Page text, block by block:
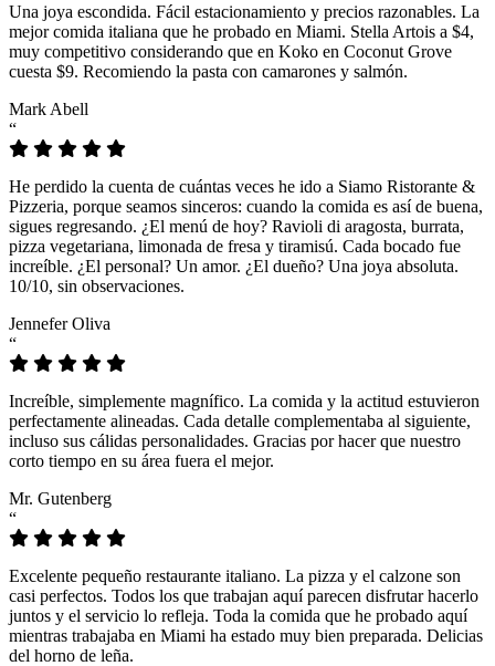
Una joya escondida. Fácil estacionamiento y precios razonables. La
mejor comida italiana que he probado en Miami. Stella Artois a $4,
muy competitivo considerando que en Koko en Coconut Grove
cuesta $9. Recomiendo la pasta con camarones y salmón.
Mark Abell
“
He perdido la cuenta de cuántas veces he ido a Siamo Ristorante &
Pizzeria, porque seamos sinceros: cuando la comida es así de buena,
sigues regresando. ¿El menú de hoy? Ravioli di aragosta, burrata,
pizza vegetariana, limonada de fresa y tiramisú. Cada bocado fue
increíble. ¿El personal? Un amor. ¿El dueño? Una joya absoluta.
10/10, sin observaciones.
Jennefer Oliva
“
Increíble, simplemente magnífico. La comida y la actitud estuvieron
perfectamente alineadas. Cada detalle complementaba al siguiente,
incluso sus cálidas personalidades. Gracias por hacer que nuestro
corto tiempo en su área fuera el mejor.
Mr. Gutenberg
“
Excelente pequeño restaurante italiano. La pizza y el calzone son
casi perfectos. Todos los que trabajan aquí parecen disfrutar hacerlo
juntos y el servicio lo refleja. Toda la comida que he probado aquí
mientras trabajaba en Miami ha estado muy bien preparada. Delicias
del horno de leña.